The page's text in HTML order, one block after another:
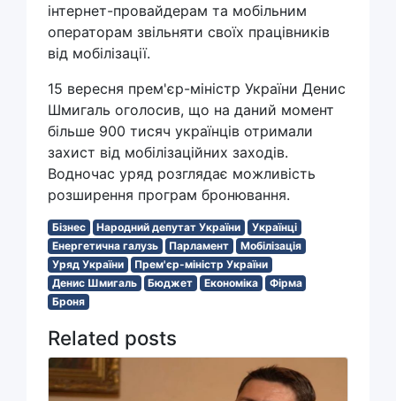
інтернет-провайдерам та мобільним
операторам звільняти своїх працівників
від мобілізації.
15 вересня прем'єр-міністр України Денис
Шмигаль оголосив, що на даний момент
більше 900 тисяч українців отримали
захист від мобілізаційних заходів.
Водночас уряд розглядає можливість
розширення програм бронювання.
Бізнес Народний депутат України
Українці
Енергетична галузь
Парламент
Мобілізація
Уряд України
Прем'єр-міністр України
Денис Шмигаль
Бюджет Економіка
Фірма
Броня
Related posts